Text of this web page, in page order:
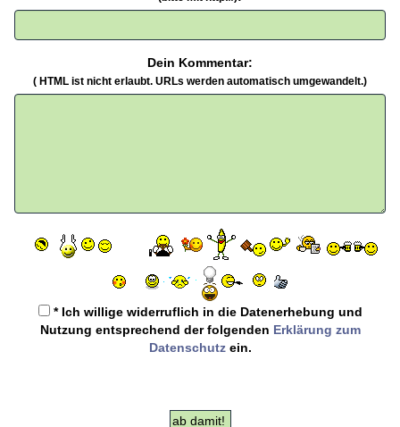
Dein Kommentar:
( HTML ist nicht erlaubt. URLs werden automatisch umgewandelt.)
* Ich willige widerruflich in die Datenerhebung und
Nutzung entsprechend der folgenden Erklärung zum
Datenschutzein.